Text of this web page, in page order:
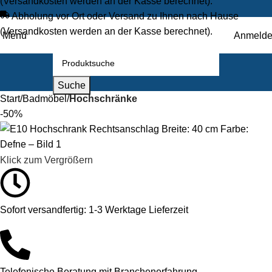
Abholung vor Ort oder Versand zu Ihnen nach Hause
(Versandkosten werden an der Kasse berechnet).
Menü
Suche
Start Badmöbel Hochschränke
-50%
Klick zum Vergrößern
Sofort versandfertig: 1-3 Werktage Lieferzeit